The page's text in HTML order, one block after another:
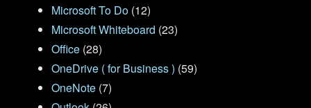
Microsoft To Do (12)
Microsoft Whiteboard (23)
Office (28)
OneDrive ( for Business ) (59)
OneNote (7)